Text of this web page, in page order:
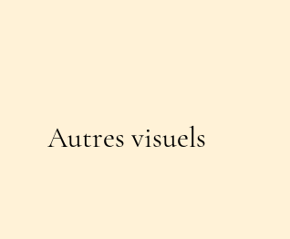
Autres visuels